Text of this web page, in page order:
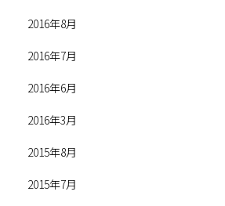
2016年8月
2016年7月
2016年6月
2016年3月
2015年8月
2015年7月